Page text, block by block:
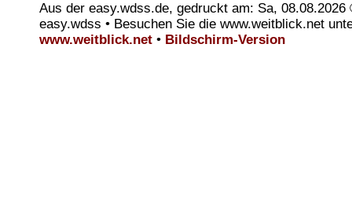
Aus der easy.wdss.de, gedruckt am: Sa, 08.08.2026
easy.wdss • Besuchen Sie die www.weitblick.net
www.weitblick.net • Bildschirm-Version